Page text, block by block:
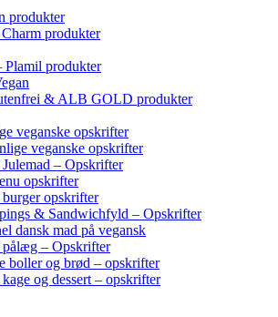
produkter
Charm produkter
Plamil produkter
& ALB GOLD produkter
veganske opskrifter
veganske opskrifter
Julemad – Opskrifter
opskrifter
burger opskrifter
& Sandwichfyld – Opskrifter
dansk mad på vegansk
pålæg – Opskrifter
boller og brød – opskrifter
og dessert – opskrifter